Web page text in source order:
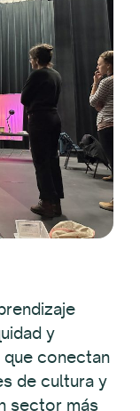
y
conectan
de cultura y
sector más